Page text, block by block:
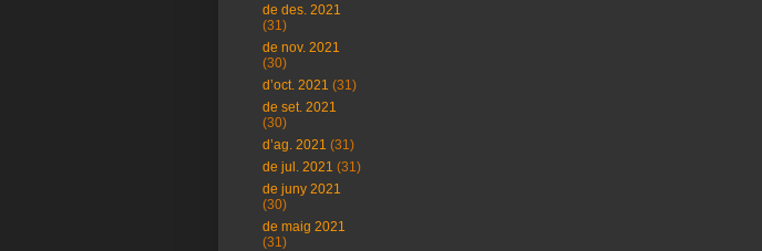
de des. 2021
(31)
de nov. 2021
(30)
d’oct. 2021 (31)
de set. 2021
(30)
d’ag. 2021 (31)
de jul. 2021 (31)
de juny 2021
(30)
de maig 2021
(31)